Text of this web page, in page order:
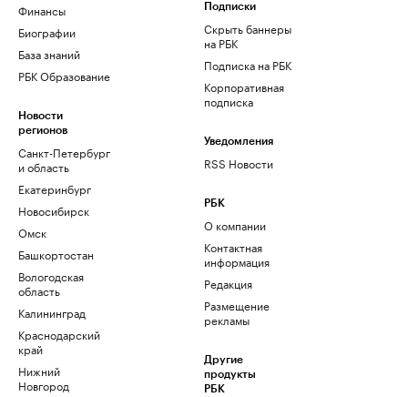
Финансы
Биографии
База знаний
РБК Образование
Новости
регионов
Санкт-Петербург
и область
Екатеринбург
Новосибирск
Омск
Башкортостан
Вологодская
область
Калининград
Краснодарский
край
Нижний
Новгород
Подписки
Скрыть баннеры
на РБК
Подписка на РБК
Корпоративная
подписка
Уведомления
RSS Новости
РБК
О компании
Контактная
информация
Редакция
Размещение
рекламы
Другие
продукты
РБК